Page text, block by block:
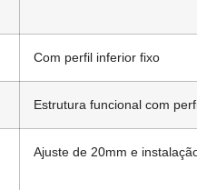
Com perfil inferior fixo
Estrutura funcional com
Ajuste de 20mm e